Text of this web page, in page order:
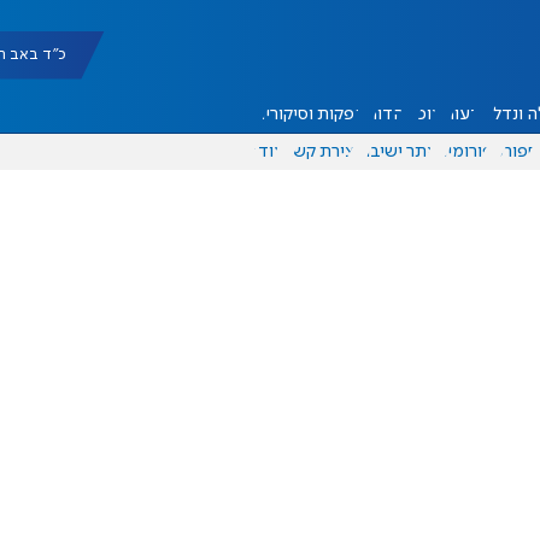
כ"ד באב תשפ"ו
ונדל"ן דעות אוכל יהדות הפקות וסיקורים
ספורט פורומים אתר ישיבה יצירת קשר עוד